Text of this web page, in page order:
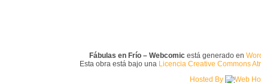
Fábulas en Frío – Webcomicestá generado en
Esta obra está bajo una Licencia Creative Commons
Hosted By